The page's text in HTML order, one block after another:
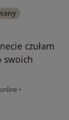
czułam
swoich
•